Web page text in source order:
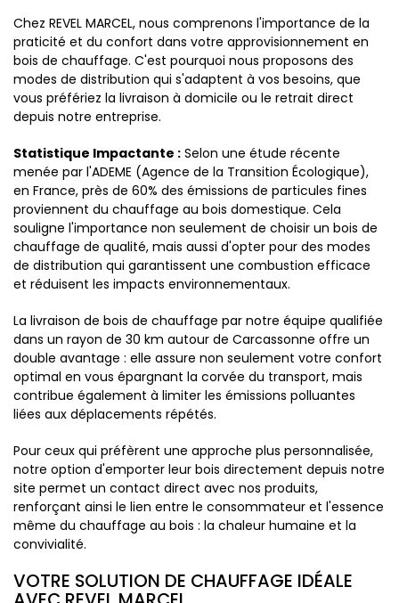
Chez REVEL MARCEL, nous comprenons l'importance de la
praticité et du confort dans votre approvisionnement en
bois de chauffage. C'est pourquoi nous proposons des
modes de distribution qui s'adaptent à vos besoins, que
vous préfériez la livraison à domicile ou le retrait direct
depuis notre entreprise.
Statistique Impactante : Selon une étude récente
menée par l'ADEME (Agence de la Transition Écologique),
en France, près de 60% des émissions de particules fines
proviennent du chauffage au bois domestique. Cela
souligne l'importance non seulement de choisir un bois de
chauffage de qualité, mais aussi d'opter pour des modes
de distribution qui garantissent une combustion efficace
et réduisent les impacts environnementaux.
La livraison de bois de chauffage par notre équipe qualifiée
dans un rayon de 30 km autour de Carcassonne offre un
double avantage : elle assure non seulement votre confort
optimal en vous épargnant la corvée du transport, mais
contribue également à limiter les émissions polluantes
liées aux déplacements répétés.
Pour ceux qui préfèrent une approche plus personnalisée,
notre option d'emporter leur bois directement depuis notre
site permet un contact direct avec nos produits,
renforçant ainsi le lien entre le consommateur et l'essence
même du chauffage au bois : la chaleur humaine et la
convivialité.
VOTRE SOLUTION DE CHAUFFAGE IDÉALE